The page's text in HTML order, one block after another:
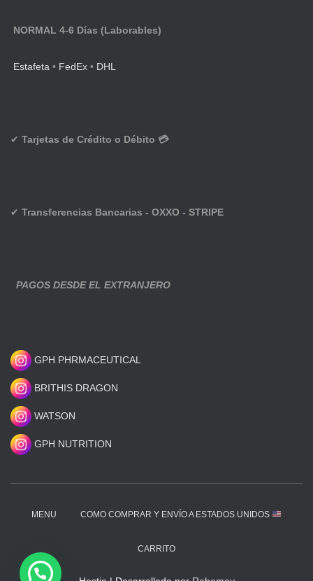
NORMAL 4-6 Días (Laborables)
Estafeta • FedEx • DHL
✔ Tarjetas de Crédito o Débito 💳
✔ Transferencias Bancarias - OXXO - STRIPE
PAGOS DESDE EL EXTRANJERO
GPH PHRMACEUTICAL
BRITHIS DRAGON
WATSON
GPH NUTRITION
MENU COMO COMPRAR Y ENVÍO A ESTADOS UNIDOS
CARRITO